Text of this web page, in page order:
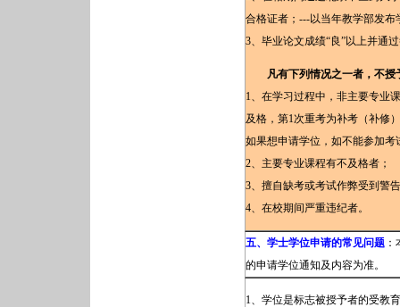
合格证者；---以当年教学部发
3、毕业论文成绩“良”以上并通
凡有下列情况之一者，不授
1、在学习过程中，非主要专业
及格，第1次重考为补考（补修
如果想申请学位，如不能参加
2、主要专业课程有不及格者；
3、擅自缺考或考试作弊受到警
4、在校期间严重违纪者。
五、学士学位申请的常见问题
的申请学位通知及内容为准。
1、学位是标志被授予者的受教